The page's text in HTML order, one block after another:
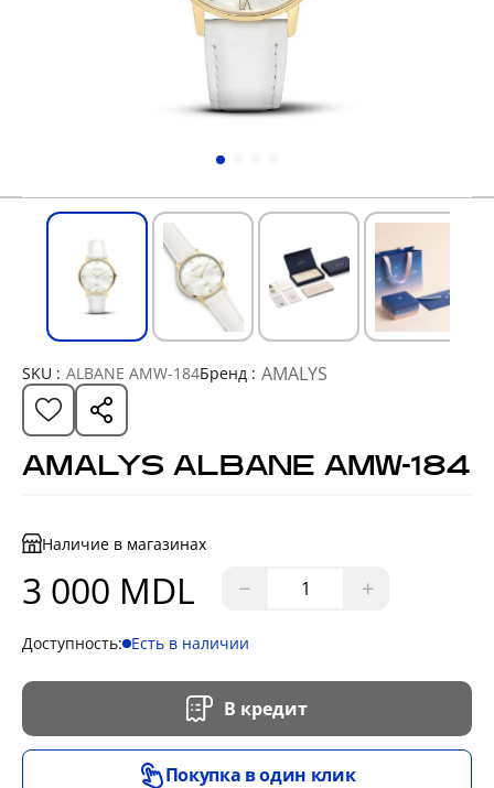
SKU : ALBANE AMW-184Бренд : AMALYS
AMALYS ALBANE AMW-184
Наличие в магазинах
3 000 MDL − +
Доступность: Есть в наличии
В кредит
Покупка в один клик